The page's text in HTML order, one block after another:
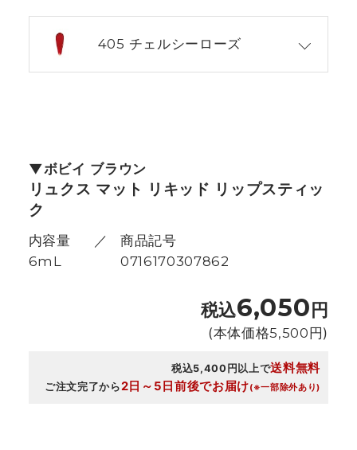
405 チェルシーローズ
ボビイ ブラウン
リュクス マット リキッド リップスティッ
ク
内容量
6mL
商品記号
0716170307862
税込6,050円
(本体価格5,500円)
税込5,400円以上で送料無料
ご注文完了から2日～5日前後でお届け(※一部除外あり)